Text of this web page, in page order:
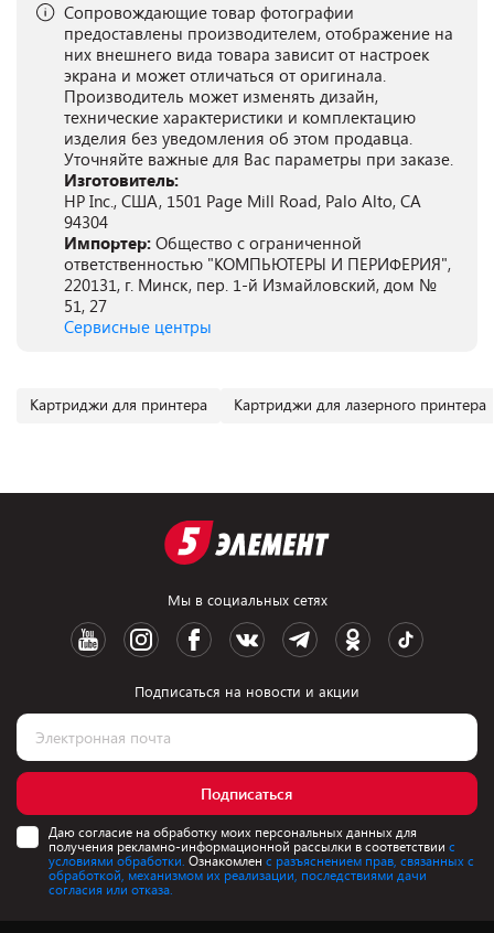
Сопровождающие товар фотографии
предоставлены производителем, отображение на
них внешнего вида товара зависит от настроек
экрана и может отличаться от оригинала.
Производитель может изменять дизайн,
технические характеристики и комплектацию
изделия без уведомления об этом продавца.
Уточняйте важные для Вас параметры при заказе.
Изготовитель:
HP Inc., США, 1501 Page Mill Road, Palo Alto, CA
94304
Импортер: Общество с ограниченной
ответственностью "КОМПЬЮТЕРЫ И ПЕРИФЕРИЯ",
220131, г. Минск, пер. 1-й Измайловский, дом №
51, 27
Сервисные центры
Картриджи для принтера Картриджи для лазерного принтера
Мы в социальных сетях
Подписаться на новости и акции
Подписаться
Даю согласие на обработку моих персональных данных для
получения рекламно-информационной рассылки в соответствии с
условиями обработки. Ознакомлен с разъяснением прав, связанных с
обработкой, механизмом их реализации, последствиями дачи
согласия или отказа.